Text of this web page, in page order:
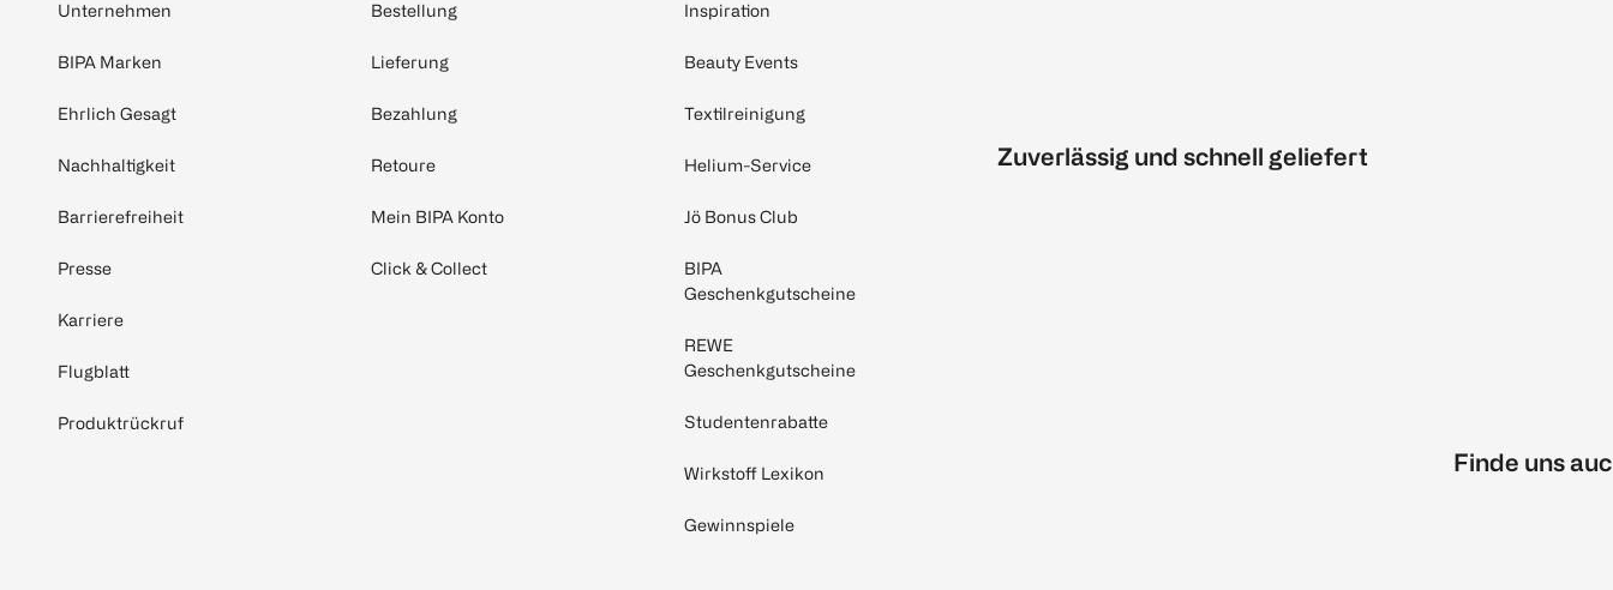
Unternehmen
BIPA Marken
Ehrlich Gesagt
Nachhaltigkeit
Barrierefreiheit
Presse
Karriere
Flugblatt
Produktrückruf
Bestellung
Lieferung
Bezahlung
Retoure
Mein BIPA Konto
Click & Collect
Inspiration
Beauty Events
Textilreinigung
Helium-Service
Jö Bonus Club
BIPA
Geschenkgutscheine
REWE
Geschenkgutscheine
Studentenrabatte
Wirkstoff Lexikon
Gewinnspiele
Zuverlässig und schnell geliefert
Finde uns